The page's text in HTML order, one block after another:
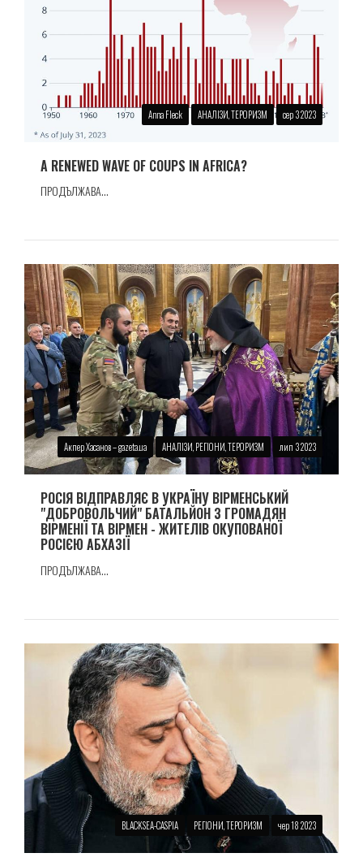
Anna Fleck АНАЛІЗИ, ТЕРОРИЗМ сер 3 2023
A RENEWED WAVE OF COUPS IN AFRICA?
ПРОДЪЛЖАВА...
Акпер Хасанов – gazeta.ua АНАЛІЗИ, РЕГІОНИ, ТЕРОРИЗМ лип 3 2023
РОСІЯ ВІДПРАВЛЯЄ В УКРАЇНУ ВІРМЕНСЬКИЙ
"ДОБРОВОЛЬЧИЙ" БАТАЛЬЙОН З ГРОМАДЯН
ВІРМЕНІЇ ТА ВІРМЕН - ЖИТЕЛІВ ОКУПОВАНОЇ
РОСІЄЮ АБХАЗІЇ
ПРОДЪЛЖАВА...
BLACKSEA-CASPIA РЕГІОНИ, ТЕРОРИЗМ чер 18 2023